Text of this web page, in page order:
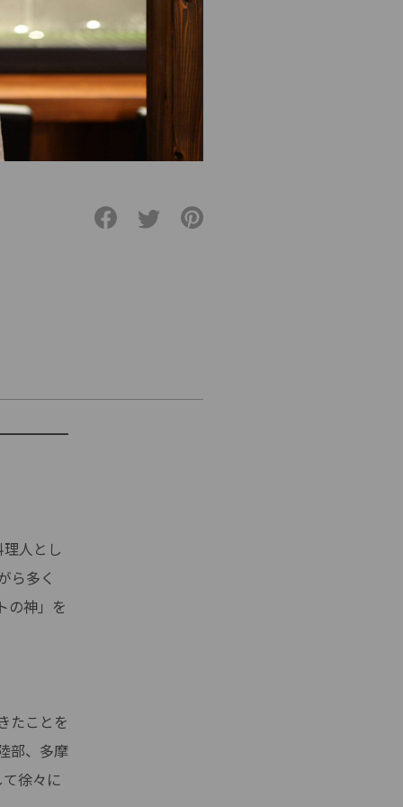
人とし
ら多く
の神」を
たことを
部、多摩
徐々に